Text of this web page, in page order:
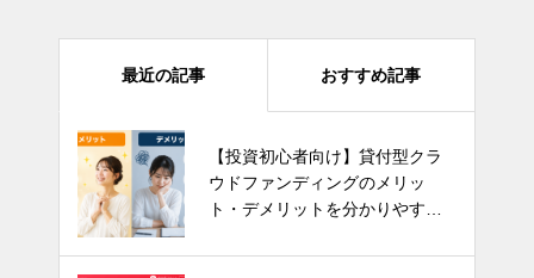
最近の記事 おすすめ記事
【投資初心者向け】貸付型クラ
ウドファンディングのメリッ
ト・デメリットを分かりやすく